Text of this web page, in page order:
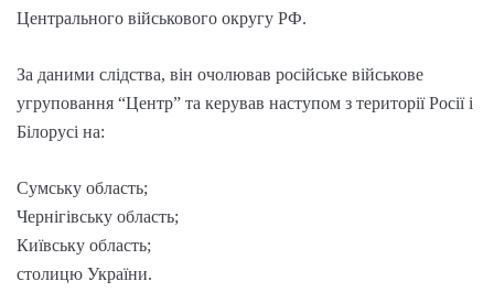
Центрального військового округу РФ.
За даними слідства, він очолював російське військове
угруповання “Центр” та керував наступом з території Росії і
Білорусі на:
Сумську область;
Чернігівську область;
Київську область;
столицю України.